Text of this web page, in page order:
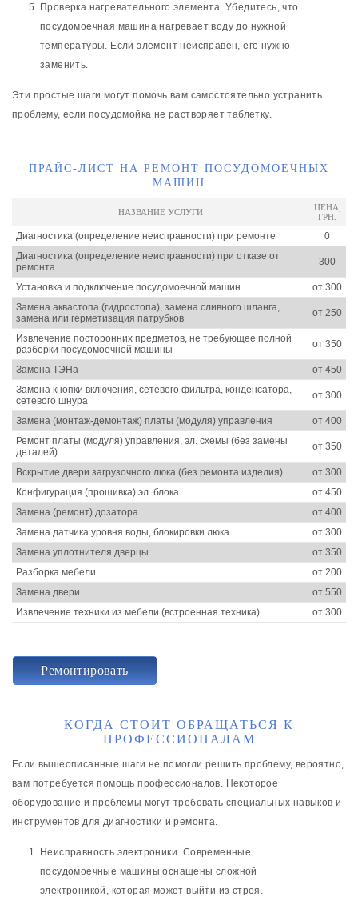
Проверка нагревательного элемента. Убедитесь, что
посудомоечная машина нагревает воду до нужной
температуры. Если элемент неисправен, его нужно
заменить.
Эти простые шаги могут помочь вам самостоятельно устранить
проблему, если посудомойка не растворяет таблетку.
ПРАЙС-ЛИСТ НА РЕМОНТ ПОСУДОМОЕЧНЫХ
МАШИН
НАЗВАНИЕ УСЛУГИ
ЦЕНА,
ГРН.
Диагностика (определение неисправности) при ремонте
0
Диагностика (определение неисправности) при отказе от
ремонта
300
Установка и подключение посудомоечной машин
от 300
Замена аквастопа (гидростопа), замена сливного шланга,
замена или герметизация патрубков
от 250
Извлечение посторонних предметов, не требующее полной
разборки посудомоечной машины
от 350
Замена ТЭНа
от 450
Замена кнопки включения, сетевого фильтра, конденсатора,
сетевого шнура
от 300
Замена (монтаж-демонтаж) платы (модуля) управления
от 400
Ремонт платы (модуля) управления, эл. схемы (без замены
деталей)
от 350
Вскрытие двери загрузочного люка (без ремонта изделия)
от 300
Конфигурация (прошивка) эл. блока
от 450
Замена (ремонт) дозатора
от 400
Замена датчика уровня воды, блокировки люка
от 300
Замена уплотнителя дверцы
от 350
Разборка мебели
от 200
Замена двери
от 550
Извлечение техники из мебели (встроенная техника)
от 300
Ремонтировать
КОГДА СТОИТ ОБРАЩАТЬСЯ К
ПРОФЕССИОНАЛАМ
Если вышеописанные шаги не помогли решить проблему, вероятно,
вам потребуется помощь профессионалов. Некоторое
оборудование и проблемы могут требовать специальных навыков и
инструментов для диагностики и ремонта.
Неисправность электроники. Современные
посудомоечные машины оснащены сложной
электроникой, которая может выйти из строя.